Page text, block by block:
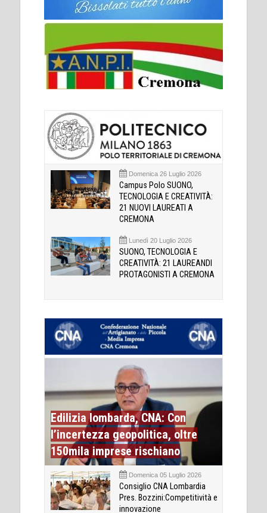
Domenica 26 Luglio 2026
Campus Polo SUONO,
TECNOLOGIA E CREATIVITÀ:
21 NUOVI LAUREATI A
CREMONA
Lunedì 20 Luglio 2026
SUONO, TECNOLOGIA E
CREATIVITÀ: 21 LAUREANDI
PROTAGONISTI A CREMONA
Edilizia lombarda, CNA: Con
l’incertezza geopolitica, oltre
150mila imprese rischiano
Domenica 05 Luglio 2026
Consiglio CNA Lombardia
Pres. Bozzini:Competitività e
innovazione